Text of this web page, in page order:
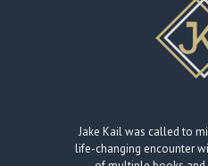
Jake Kail was called to
life-changing encounter